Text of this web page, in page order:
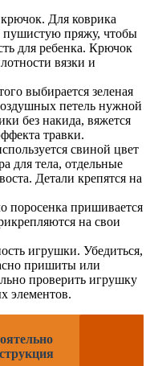
Для коврика
пушистую пряжу, чтобы
для ребенка. Крючок
вязки и
выбирается зеленая
петель нужной
без накида, вяжется
травки.
свиной цвет
для тела, отдельные
Детали крепятся на
поросенка пришивается
на свои
игрушки. Убедиться,
пришиты или
проверить игрушку
элементов.